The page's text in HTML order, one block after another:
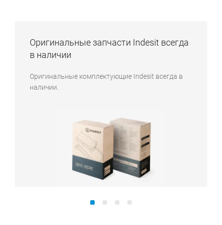
Оригинальные запчасти Indesit всегда
в наличии
Оригинальные комплектующие Indesit всегда в
наличии.